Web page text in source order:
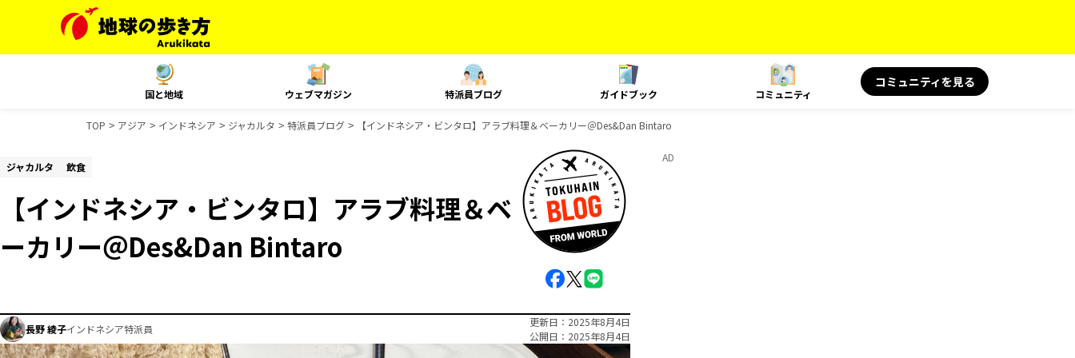
国と地域 ウェブマガジン 特派員ブログ ガイドブック コミュニティ
コミュニティを見る
TOP アジア インドネシア ジャカルタ 特派員ブログ 【インドネシア・ビンタロ】アラブ料理＆ベーカリー＠Des&Dan Bintaro
ジャカルタ 飲食
【インドネシア・ビンタロ】アラブ料理＆ベ
ーカリー＠Des&Dan Bintaro
長野 綾子インドネシア特派員
更新日
2025年8月4日
公開日
2025年8月4日
AD